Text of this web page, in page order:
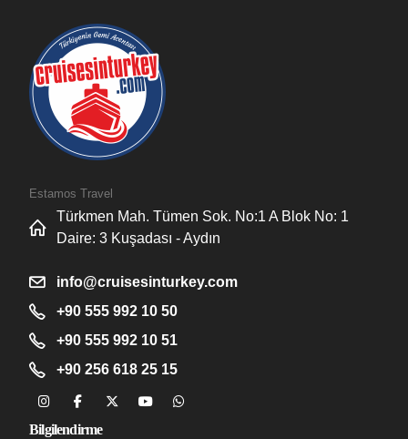
Estamos Travel
Türkmen Mah. Tümen Sok. No:1 A Blok No: 1
Daire: 3 Kuşadası - Aydın
info@cruisesinturkey.com
+90 555 992 10 50
+90 555 992 10 51
+90 256 618 25 15
Bilgilendirme